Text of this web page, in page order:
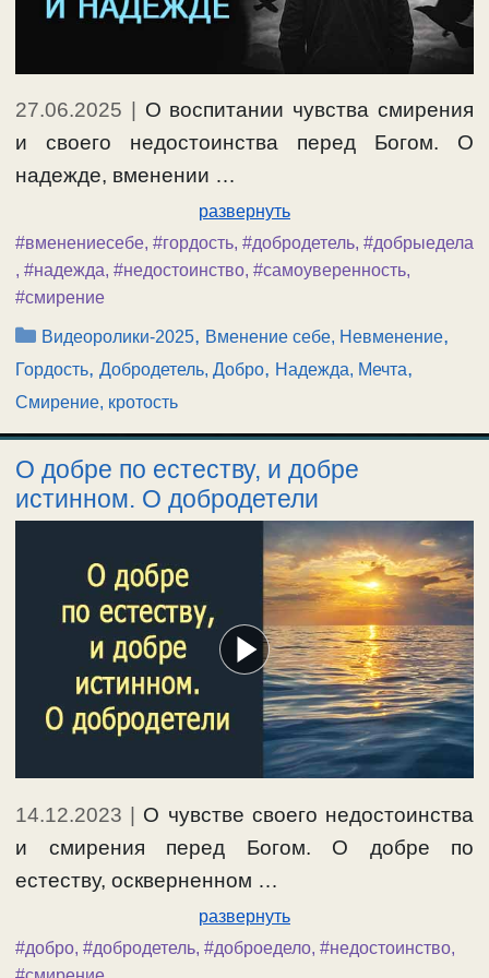
27.06.2025
О воспитании чувства смирения
и своего недостоинства перед Богом. О
надежде, вменении …
развернуть
#вменениесебе, #гордость, #добродетель, #добрыедела
, #надежда, #недостоинство, #самоуверенность,
#смирение
Рубрики
Видеоролики-2025, Вменение себе, Невменение,
Гордость, Добродетель, Добро, Надежда, Мечта,
Смирение, кротость
О добре по естеству, и добре
истинном. О добродетели
14.12.2023
О чувстве своего недостоинства
и смирения перед Богом. О добре по
естеству, оскверненном …
развернуть
#добро, #добродетель, #доброедело, #недостоинство,